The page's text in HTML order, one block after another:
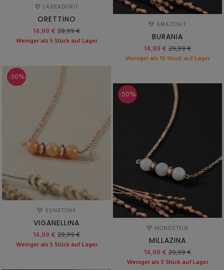
LABRADORIT
ORETTINO
14,99 € 29,99 €
Weniger als 5 Stück auf Lager
AMAZONIT
BURANIA
14,99 € 29,99 €
Weniger als 10 Stück auf Lager
-50%
SUNSTONE
VIGANELLINA
14,99 € 29,99 €
Weniger als 5 Stück auf Lager
-50%
MONDSTEIN
MILLAZINA
14,99 € 29,99 €
Weniger als 5 Stück auf Lager